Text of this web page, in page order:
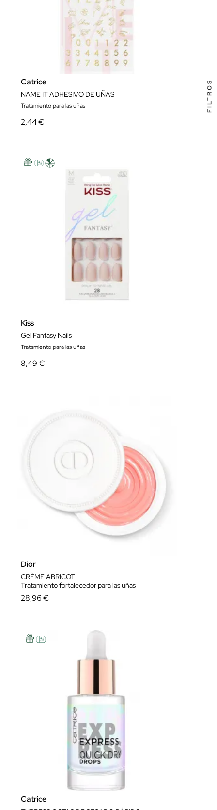
Catrice
NAME IT ADHESIVO DE UÑAS
Tratamiento para las uñas
2,44 €
Kiss
Gel Fantasy Nails
Tratamiento para las uñas
8,49 €
Dior
CRÈME ABRICOT
Tratamiento fortalecedor para las uñas
28,96 €
Catrice
FILTROS